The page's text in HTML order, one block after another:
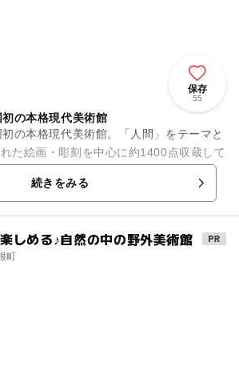
保存
55
の本格現代美術館
の本格現代美術館。「人間」をテーマと
た絵画・彫刻を中心に約1400点収蔵して
ノワール、ボナール、ピカソ、マチス、
続きをみる
しめる♪自然の中の野外美術館
町